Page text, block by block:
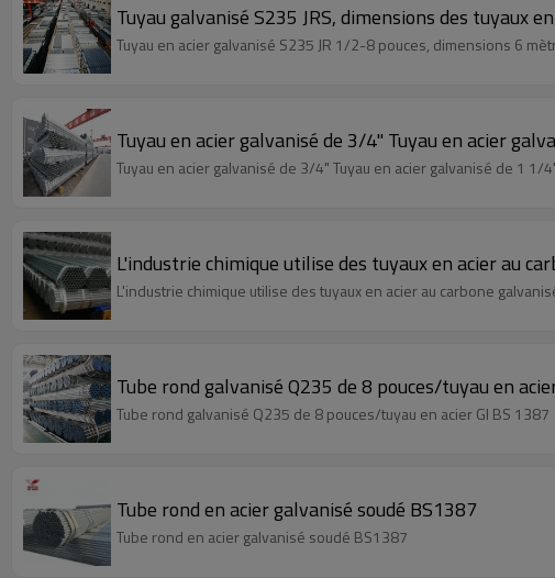
Tuyau galvanisé S235 JRS, dimensions des tuyaux
Tuyau en acier galvanisé S235 JR 1/2-8 pouces, dimensions 6
Tuyau en acier galvanisé de 3/4" Tuyau en acier
Tuyau en acier galvanisé de 3/4" Tuyau en acier galvanisé de 1 1/
L'industrie chimique utilise des tuyaux en acier au
L'industrie chimique utilise des tuyaux en acier au carbone
Tube rond galvanisé Q235 de 8 pouces/tuyau en
Tube rond galvanisé Q235 de 8 pouces/tuyau en acier GI BS 1387
Tube rond en acier galvanisé soudé BS1387
Tube rond en acier galvanisé soudé BS1387